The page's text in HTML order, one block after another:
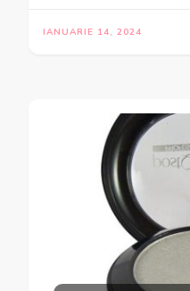
IANUARIE 14, 2024